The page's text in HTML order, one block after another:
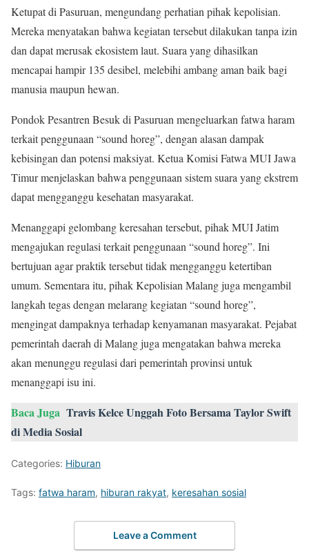
Ketupat di Pasuruan, mengundang perhatian pihak kepolisian.
Mereka menyatakan bahwa kegiatan tersebut dilakukan tanpa izin
dan dapat merusak ekosistem laut. Suara yang dihasilkan
mencapai hampir 135 desibel, melebihi ambang aman baik bagi
manusia maupun hewan.
Pondok Pesantren Besuk di Pasuruan mengeluarkan fatwa haram
terkait penggunaan “sound horeg”, dengan alasan dampak
kebisingan dan potensi maksiyat. Ketua Komisi Fatwa MUI Jawa
Timur menjelaskan bahwa penggunaan sistem suara yang ekstrem
dapat mengganggu kesehatan masyarakat.
Menanggapi gelombang keresahan tersebut, pihak MUI Jatim
mengajukan regulasi terkait penggunaan “sound horeg”. Ini
bertujuan agar praktik tersebut tidak mengganggu ketertiban
umum. Sementara itu, pihak Kepolisian Malang juga mengambil
langkah tegas dengan melarang kegiatan “sound horeg”,
mengingat dampaknya terhadap kenyamanan masyarakat. Pejabat
pemerintah daerah di Malang juga mengatakan bahwa mereka
akan menunggu regulasi dari pemerintah provinsi untuk
menanggapi isu ini.
Baca Juga Travis Kelce Unggah Foto Bersama Taylor Swift
di Media Sosial
Categories: Hiburan
Tags: fatwa haram, hiburan rakyat, keresahan sosial
Leave a Comment